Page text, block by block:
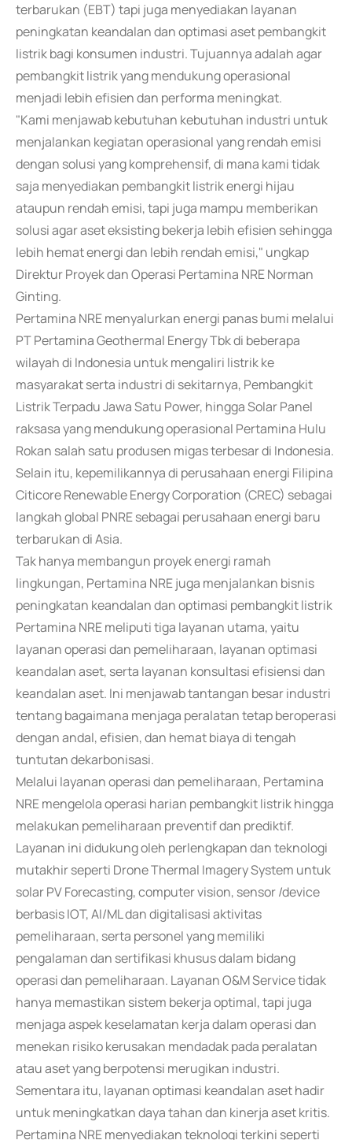
terbarukan (EBT) tapi juga menyediakan layanan
peningkatan keandalan dan optimasi aset pembangkit
listrik bagi konsumen industri. Tujuannya adalah agar
pembangkit listrik yang mendukung operasional
menjadi lebih efisien dan performa meningkat.
"Kami menjawab kebutuhan kebutuhan industri untuk
menjalankan kegiatan operasional yang rendah emisi
dengan solusi yang komprehensif, di mana kami tidak
saja menyediakan pembangkit listrik energi hijau
ataupun rendah emisi, tapi juga mampu memberikan
solusi agar aset eksisting bekerja lebih efisien sehingga
lebih hemat energi dan lebih rendah emisi," ungkap
Direktur Proyek dan Operasi Pertamina NRE Norman
Ginting.
Pertamina NRE menyalurkan energi panas bumi melalui
PT Pertamina Geothermal Energy Tbk di beberapa
wilayah di Indonesia untuk mengaliri listrik ke
masyarakat serta industri di sekitarnya, Pembangkit
Listrik Terpadu Jawa Satu Power, hingga Solar Panel
raksasa yang mendukung operasional Pertamina Hulu
Rokan salah satu produsen migas terbesar di Indonesia.
Selain itu, kepemilikannya di perusahaan energi Filipina
Citicore Renewable Energy Corporation (CREC) sebagai
langkah global PNRE sebagai perusahaan energi baru
terbarukan di Asia.
Tak hanya membangun proyek energi ramah
lingkungan, Pertamina NRE juga menjalankan bisnis
peningkatan keandalan dan optimasi pembangkit listrik
Pertamina NRE meliputi tiga layanan utama, yaitu
layanan operasi dan pemeliharaan, layanan optimasi
keandalan aset, serta layanan konsultasi efisiensi dan
keandalan aset. Ini menjawab tantangan besar industri
tentang bagaimana menjaga peralatan tetap beroperasi
dengan andal, efisien, dan hemat biaya di tengah
tuntutan dekarbonisasi.
Melalui layanan operasi dan pemeliharaan, Pertamina
NRE mengelola operasi harian pembangkit listrik hingga
melakukan pemeliharaan preventif dan prediktif.
Layanan ini didukung oleh perlengkapan dan teknologi
mutakhir seperti Drone Thermal Imagery System untuk
solar PV Forecasting, computer vision, sensor /device
berbasis IOT, AI/ML dan digitalisasi aktivitas
pemeliharaan, serta personel yang memiliki
pengalaman dan sertifikasi khusus dalam bidang
operasi dan pemeliharaan. Layanan O&M Service tidak
hanya memastikan sistem bekerja optimal, tapi juga
menjaga aspek keselamatan kerja dalam operasi dan
menekan risiko kerusakan mendadak pada peralatan
atau aset yang berpotensi merugikan industri.
Sementara itu, layanan optimasi keandalan aset hadir
untuk meningkatkan daya tahan dan kinerja aset kritis.
Pertamina NRE menyediakan teknologi terkini seperti